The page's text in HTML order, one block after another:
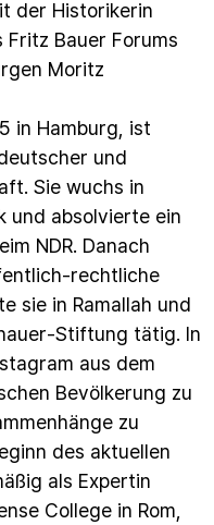
der Historikerin
Bauer Forums
Moritz
in Hamburg, ist
und
Sie wuchs in
und absolvierte ein
NDR. Danach
rechtliche
sie in Ramallah und
Stiftung tätig. In
aus dem
Bevölkerung zu
zu
des aktuellen
als Expertin
College in Rom,